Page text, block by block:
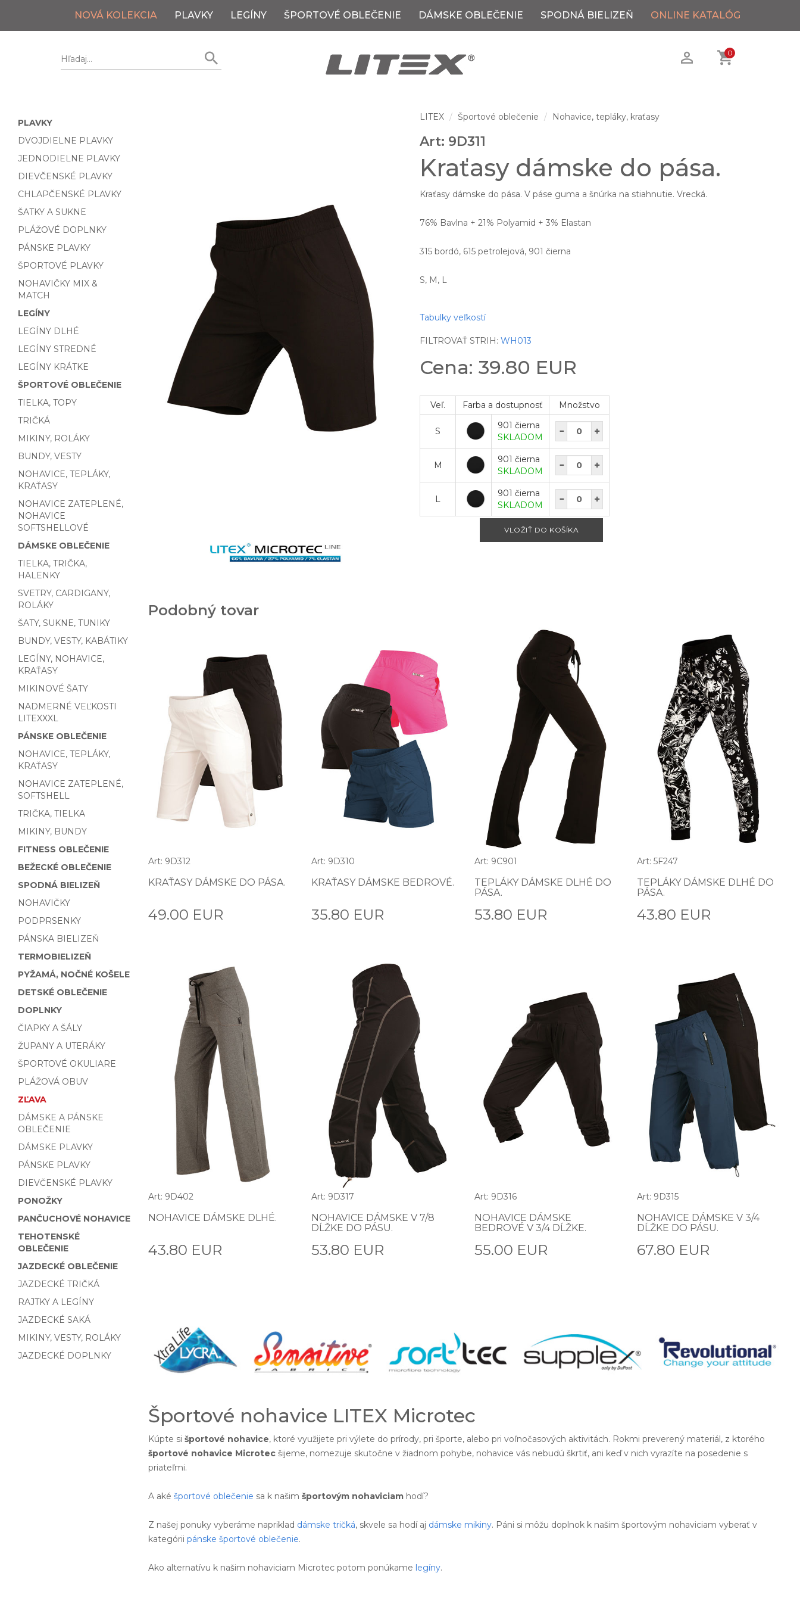
NOVÁ KOLEKCIA PLAVKY LEGÍNY ŠPORTOVÉ OBLEČENIE DÁMSKE OBLEČENIE SPODNÁ BIELIZEŇ ONLINE KATALÓG
0
PLAVKY
DVOJDIELNE PLAVKY
JEDNODIELNE PLAVKY
DIEVČENSKÉ PLAVKY
CHLAPČENSKÉ PLAVKY
ŠATKY A SUKNE
PLÁŽOVÉ DOPLNKY
PÁNSKE PLAVKY
ŠPORTOVÉ PLAVKY
NOHAVIČKY MIX &
MATCH
LEGÍNY
LEGÍNY DLHÉ
LEGÍNY STREDNÉ
LEGÍNY KRÁTKE
ŠPORTOVÉ OBLEČENIE
TIELKA, TOPY
TRIČKÁ
MIKINY, ROLÁKY
BUNDY, VESTY
NOHAVICE, TEPLÁKY,
KRAŤASY
NOHAVICE ZATEPLENÉ,
NOHAVICE
SOFTSHELLOVÉ
DÁMSKE OBLEČENIE
TIELKA, TRIČKA,
HALENKY
SVETRY, CARDIGANY,
ROLÁKY
ŠATY, SUKNE, TUNIKY
BUNDY, VESTY, KABÁTIKY
LEGÍNY, NOHAVICE,
KRAŤASY
MIKINOVÉ ŠATY
NADMERNÉ VEĽKOSTI
LITEXXXL
PÁNSKE OBLEČENIE
NOHAVICE, TEPLÁKY,
KRAŤASY
NOHAVICE ZATEPLENÉ,
SOFTSHELL
TRIČKA, TIELKA
MIKINY, BUNDY
FITNESS OBLEČENIE
BEŽECKÉ OBLEČENIE
SPODNÁ BIELIZEŇ
NOHAVIČKY
PODPRSENKY
PÁNSKA BIELIZEŇ
TERMOBIELIZEŇ
PYŽAMÁ, NOČNÉ KOŠELE
DETSKÉ OBLEČENIE
DOPLNKY
ČIAPKY A ŠÁLY
ŽUPANY A UTERÁKY
ŠPORTOVÉ OKULIARE
PLÁŽOVÁ OBUV
ZĽAVA
DÁMSKE A PÁNSKE
OBLEČENIE
DÁMSKE PLAVKY
PÁNSKE PLAVKY
DIEVČENSKÉ PLAVKY
PONOŽKY
PANČUCHOVÉ NOHAVICE
TEHOTENSKÉ
OBLEČENIE
JAZDECKÉ OBLEČENIE
JAZDECKÉ TRIČKÁ
RAJTKY A LEGÍNY
JAZDECKÉ SAKÁ
MIKINY, VESTY, ROLÁKY
JAZDECKÉ DOPLNKY
LITEX Športové oblečenie Nohavice, tepláky, kraťasy
Art: 9D311
Kraťasy dámske do pása.
Kraťasy dámske do pása. V páse guma a šnúrka na stiahnutie. Vrecká.
76% Bavlna + 21% Polyamid + 3% Elastan
315 bordó, 615 petrolejová, 901 čierna
S, M, L
Tabulky veľkostí
FILTROVAŤ STRIH:WH013
Cena: 39.80 EUR
Veľ. Farba a dostupnosť Množstvo
S
901 čierna
SKLADOM
M
901 čierna
SKLADOM
L
901 čierna
SKLADOM
Podobný tovar
Art: 9D312
KRAŤASY DÁMSKE DO PÁSA.
49.00 EUR
Art: 9D310
KRAŤASY DÁMSKE BEDROVÉ.
35.80 EUR
Art: 9C901
TEPLÁKY DÁMSKE DLHÉ DO
PÁSA.
53.80 EUR
Art: 5F247
TEPLÁKY DÁMSKE DLHÉ DO
PÁSA.
43.80 EUR
Art: 9D402
NOHAVICE DÁMSKE DLHÉ.
43.80 EUR
Art: 9D317
NOHAVICE DÁMSKE V 7/8
DĹŽKE DO PÁSU.
53.80 EUR
Art: 9D316
NOHAVICE DÁMSKE
BEDROVÉ V 3/4 DĹŽKE.
55.00 EUR
Art: 9D315
NOHAVICE DÁMSKE V 3/4
DĹŽKE DO PÁSU.
67.80 EUR
Športové nohavice LITEX Microtec
Kúpte si športové nohavice, ktoré využijete pri výlete do prírody, pri športe, alebo pri voľnočasových aktivitách. Rokmi preverený materiál, z ktorého
športové nohavice Microtec šijeme, nomezuje skutočne v žiadnom pohybe, nohavice vás nebudú škrtiť, ani keď v nich vyrazíte na posedenie s
priateľmi.
A aké športové oblečenie sa k našim športovým nohaviciam hodí?
Z našej ponuky vyberáme napriklad dámske tričká, skvele sa hodí aj dámske mikiny. Páni si môžu doplnok k našim športovým nohaviciam vyberať v
kategórii pánske športové oblečenie.
Ako alternatívu k našim nohaviciam Microtec potom ponúkame legíny.